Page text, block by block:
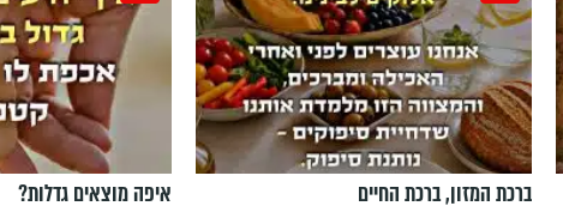
ברכת המזון, ברכת החיים איפה מוצאים גדלות?